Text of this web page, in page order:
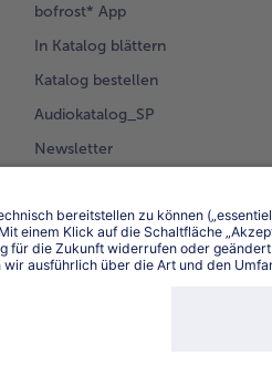
bofrost* App
In Katalog blättern
Katalog bestellen
Audiokatalog_SP
Newsletter